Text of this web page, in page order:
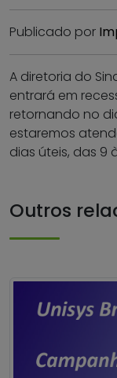
Publicado por
A diretoria do
entrará em
retornando no
estaremos
dias úteis, das 9
Outros